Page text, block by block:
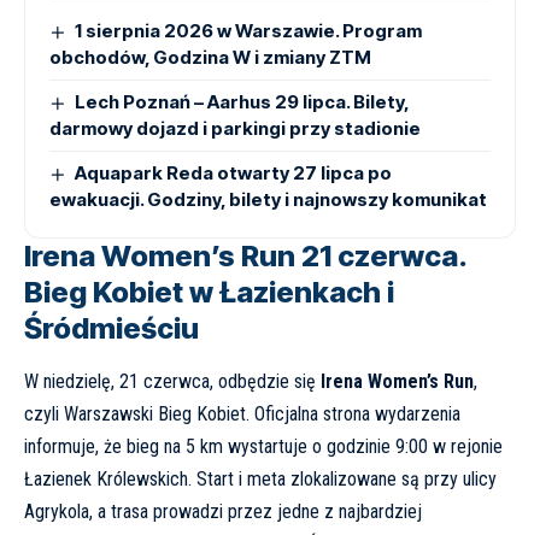
1 sierpnia 2026 w Warszawie. Program
obchodów, Godzina W i zmiany ZTM
Lech Poznań – Aarhus 29 lipca. Bilety,
darmowy dojazd i parkingi przy stadionie
Aquapark Reda otwarty 27 lipca po
ewakuacji. Godziny, bilety i najnowszy komunikat
Irena Women’s Run 21 czerwca.
Bieg Kobiet w Łazienkach i
Śródmieściu
W niedzielę, 21 czerwca, odbędzie się Irena Women’s Run,
czyli Warszawski Bieg Kobiet. Oficjalna strona wydarzenia
informuje, że bieg na 5 km wystartuje o godzinie 9:00 w rejonie
Łazienek Królewskich. Start i meta zlokalizowane są przy ulicy
Agrykola, a trasa prowadzi przez jedne z najbardziej